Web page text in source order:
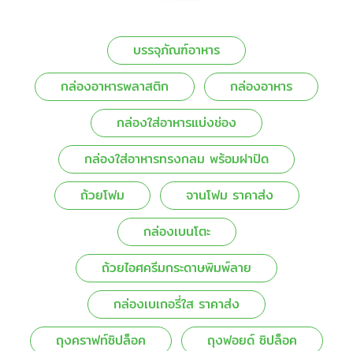
บรรจุภัณฑ์อาหาร
กล่องอาหารพลาสติก
กล่องอาหาร
กล่องใส่อาหารแบ่งช่อง
กล่องใส่อาหารทรงกลม พร้อมฝาปิด
ถ้วยโฟม
จานโฟม ราคาส่ง
กล่องเบนโตะ
ถ้วยไอศครีมกระดาษพิมพ์ลาย
กล่องเบเกอรี่ใส ราคาส่ง
ถุงคราฟท์ซิปล็อค
ถุงฟอยด์ ซิปล็อค